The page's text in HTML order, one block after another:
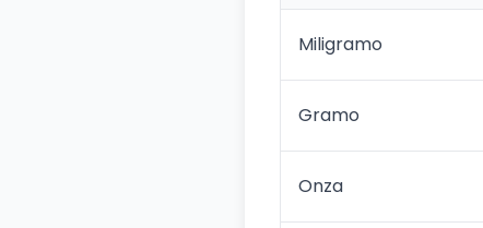
Miligramo
Gramo
Onza